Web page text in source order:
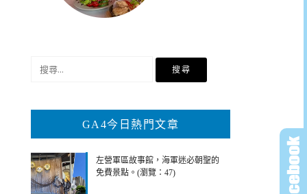
鍵
GA4今日熱門文章
左營軍區故事館，海軍迷必朝聖的
免費景點。(瀏覽：47)